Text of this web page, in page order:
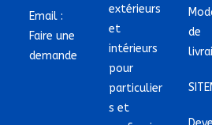
Email :
Faire une
demande
extérieurs
et
intérieurs
pour
particulier
s et
de